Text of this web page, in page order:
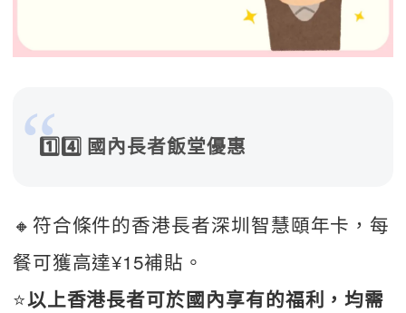
1️⃣4️⃣ 國內長者飯堂優惠
🔸符合條件的香港長者深圳智慧頤年卡，每
餐可獲高達¥15補貼。
⭐以上香港長者可於國內享有的福利，均需